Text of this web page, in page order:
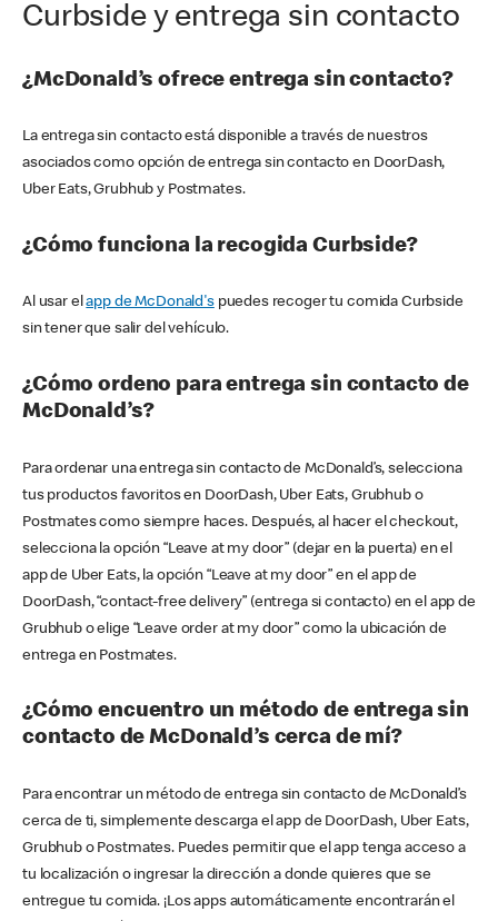
Curbside y entrega sin contacto
¿McDonald’s ofrece entrega sin contacto?
La entrega sin contacto está disponible a través de nuestros
asociados como opción de entrega sin contacto en DoorDash,
Uber Eats, Grubhub y Postmates.
¿Cómo funciona la recogida Curbside?
Al usar elapp de McDonald'spuedes recoger tu comida Curbside
sin tener que salir del vehículo.
¿Cómo ordeno para entrega sin contacto de
McDonald’s?
Para ordenar una entrega sin contacto de McDonald’s, selecciona
tus productos favoritos en DoorDash, Uber Eats, Grubhub o
Postmates como siempre haces. Después, al hacer el checkout,
selecciona la opción “Leave at my door” (dejar en la puerta) en el
app de Uber Eats, la opción “Leave at my door” en el app de
DoorDash, “contact-free delivery” (entrega si contacto) en el app de
Grubhub o elige “Leave order at my door” como la ubicación de
entrega en Postmates.
¿Cómo encuentro un método de entrega sin
contacto de McDonald’s cerca de mí?
Para encontrar un método de entrega sin contacto de McDonald’s
cerca de ti, simplemente descarga el app de DoorDash, Uber Eats,
Grubhub o Postmates. Puedes permitir que el app tenga acceso a
tu localización o ingresar la dirección a donde quieres que se
entregue tu comida. ¡Los apps automáticamente encontrarán el